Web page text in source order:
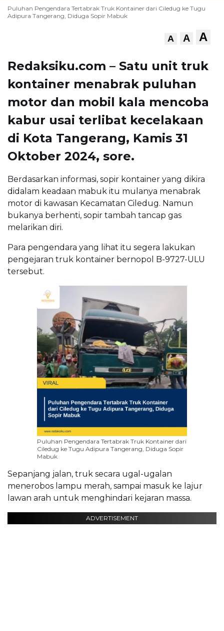
Puluhan Pengendara Tertabrak Truk Kontainer dari Ciledug ke Tugu
Adipura Tangerang, Diduga Sopir Mabuk
A A A
Redaksiku.com – Satu unit truk
kontainer menabrak puluhan
motor dan mobil kala mencoba
kabur usai terlibat kecelakaan
di Kota Tangerang, Kamis 31
Oktober 2024, sore.
Berdasarkan informasi, sopir kontainer yang dikira
didalam keadaan mabuk itu mulanya menabrak
motor di kawasan Kecamatan Ciledug. Namun
bukanya berhenti, sopir tambah tancap gas
melarikan diri.
Para pengendara yang lihat itu segera lakukan
pengejaran truk kontainer bernopol B-9727-ULU
tersebut.
Puluhan Pengendara Tertabrak Truk Kontainer dari
Ciledug ke Tugu Adipura Tangerang, Diduga Sopir
Mabuk
Sepanjang jalan, truk secara ugal-ugalan
menerobos lampu merah, sampai masuk ke lajur
lawan arah untuk menghindari kejaran massa.
ADVERTISEMENT